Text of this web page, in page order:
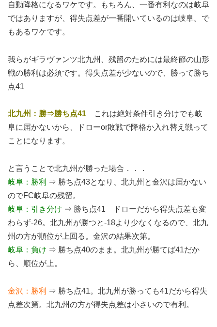
自動降格になるワケです。もちろん、一番有利なのは岐阜
ではありますが、得失点差が一番開いているのは岐阜。で
もあるワケです。
我らがギラヴァンツ北九州、残留のためには最終節の山形
戦の勝利は必須です。得失点差が少ないので、勝って勝ち
点41
北九州：勝⇒勝ち点41 これは絶対条件引き分けでも岐
阜に届かないから、ドローor敗戦で降格か入れ替え戦って
ことになります。
と言うことで北九州が勝った場合．．．
岐阜：勝利 ⇒ 勝ち点43となり、北九州と金沢は届かない
のでFC岐阜の残留。
岐阜：引き分け ⇒ 勝ち点41 ドローだから得失点差も変
わらず-26。北九州が勝つと-18より少なくなるので、北九
州の方が順位が上回る。金沢の結果次第。
岐阜：負け ⇒ 勝ち点40のまま。北九州が勝てば41だか
ら、順位が上。
金沢：勝利 ⇒ 勝ち点41。北九州が勝っても41だから得失
点差次第。北九州の方が得失点差は小さいので有利。